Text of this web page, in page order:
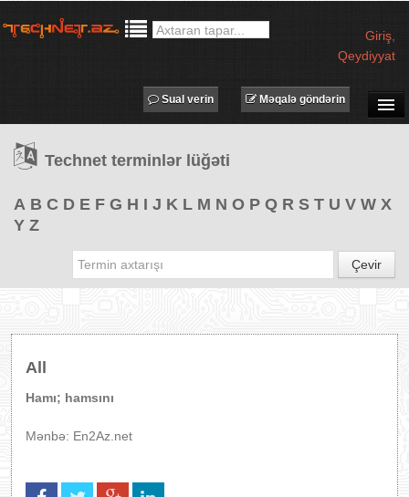
Giriş
Qeydiyyat
TƏDBİRLƏR
PROQRAMLAR
Məqalə göndərin
Sual verin
Technet terminlər lüğəti
A B C D E F G H I J K L M N O P Q R S T U V W X
Y Z
Çevir
All
Hamı; hamsını
Mənbə: En2Az.net